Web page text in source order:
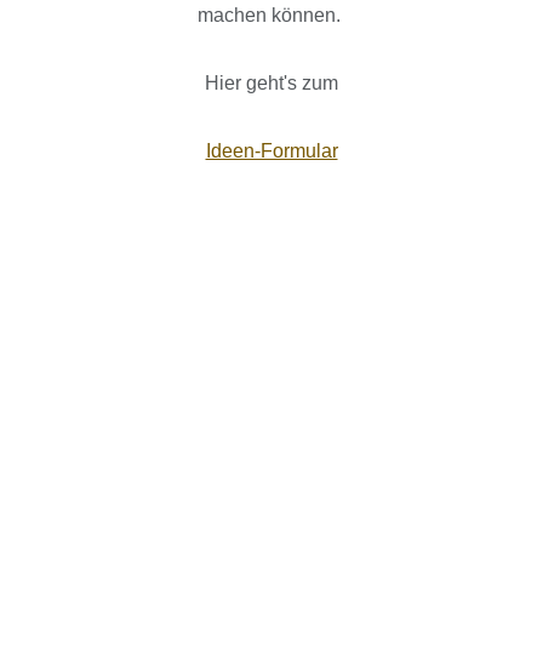
machen können.
Hier geht's zum
Ideen-Formular